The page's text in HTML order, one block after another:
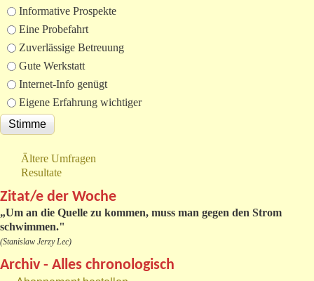
Informative Prospekte
Eine Probefahrt
Zuverlässige Betreuung
Gute Werkstatt
Internet-Info genügt
Eigene Erfahrung wichtiger
Ältere Umfragen
Resultate
Zitat/e der Woche
„Um an die Quelle zu kommen, muss man gegen den Strom
schwimmen."
(Stanislaw Jerzy Lec)
Archiv - Alles chronologisch